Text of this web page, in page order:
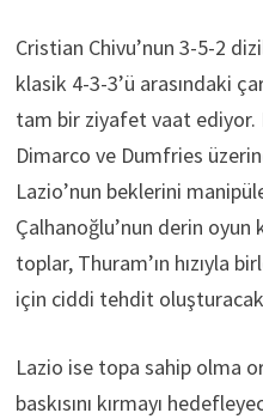
Cristian Chivu’nun 3-5-2
klasik 4-3-3’ü arasındaki
tam bir ziyafet vaat ediyor.
Dimarco ve Dumfries
Lazio’nun beklerini
Çalhanoğlu’nun derin oyun
toplar, Thuram’ın hızıyla
için ciddi tehdit
Lazio ise topa sahip olma
baskısını kırmayı